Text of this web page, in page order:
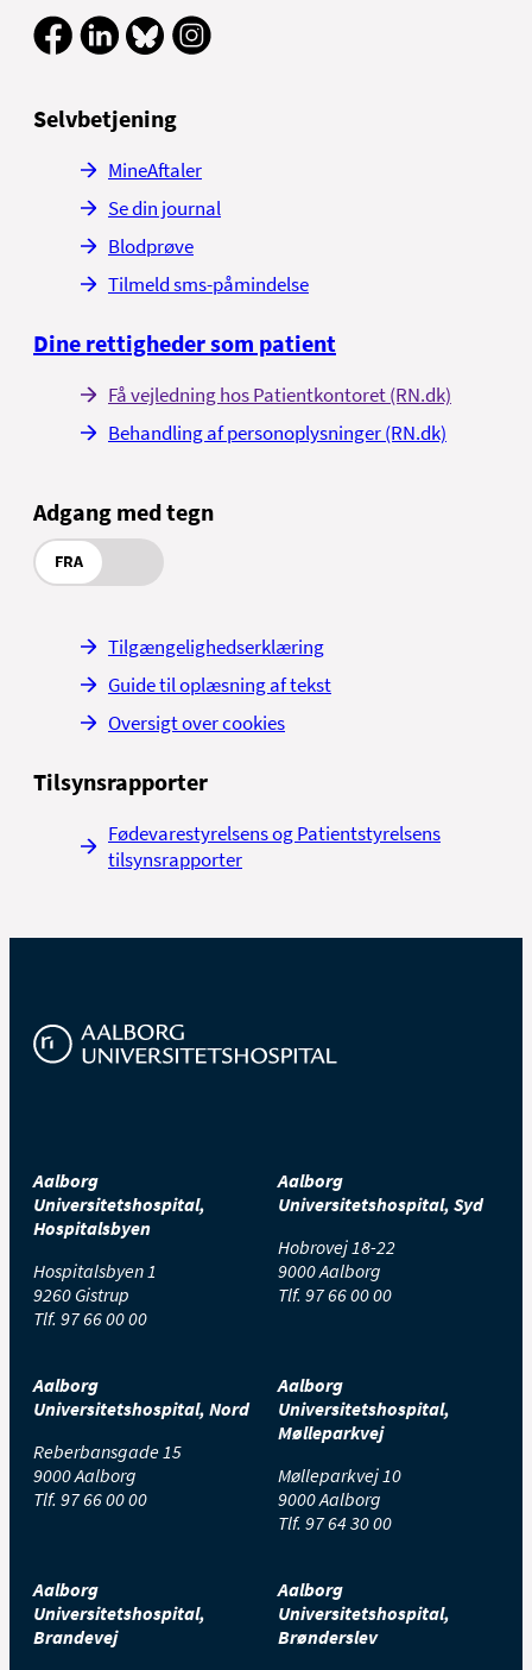
Selvbetjening
MineAftaler
Se din journal
Blodprøve
Tilmeld sms-påmindelse
Dine rettigheder som patient
Få vejledning hos Patientkontoret (RN.dk)
Behandling af personoplysninger (RN.dk)
Adgang med tegn
FRA
Tilgængelighedserklæring
Guide til oplæsning af tekst
Oversigt over cookies
Tilsynsrapporter
Fødevarestyrelsens og Patientstyrelsens
tilsynsrapporter
Aalborg
Universitetshospital,
Hospitalsbyen
Hospitalsbyen 1
9260 Gistrup
Tlf. 97 66 00 00
Aalborg
Universitetshospital, Syd
Hobrovej 18-22
9000 Aalborg
Tlf. 97 66 00 00
Aalborg
Universitetshospital, Nord
Reberbansgade 15
9000 Aalborg
Tlf. 97 66 00 00
Aalborg
Universitetshospital,
Mølleparkvej
Mølleparkvej 10
9000 Aalborg
Tlf. 97 64 30 00
Aalborg
Universitetshospital,
Brandevej
Aalborg
Universitetshospital,
Brønderslev